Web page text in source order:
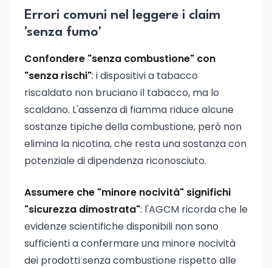
Errori comuni nel leggere i claim
'senza fumo'
Confondere "senza combustione" con
"senza rischi": i dispositivi a tabacco
riscaldato non bruciano il tabacco, ma lo
scaldano. L'assenza di fiamma riduce alcune
sostanze tipiche della combustione, però non
elimina la nicotina, che resta una sostanza con
potenziale di dipendenza riconosciuto.
Assumere che "minore nocività" significhi
"sicurezza dimostrata": l'AGCM ricorda che le
evidenze scientifiche disponibili non sono
sufficienti a confermare una minore nocività
dei prodotti senza combustione rispetto alle